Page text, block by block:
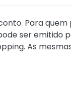
Para
ser emitido
As